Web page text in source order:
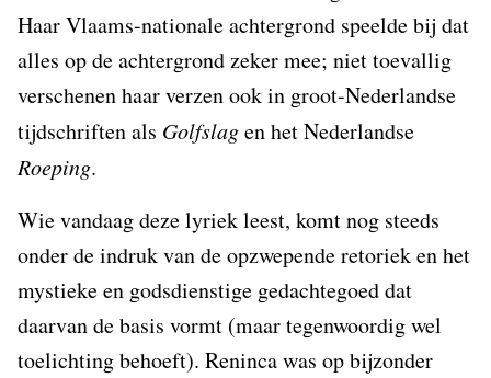
Haar Vlaams-nationale achtergrond speelde bij dat
alles op de achtergrond zeker mee; niet toevallig
verschenen haar verzen ook in groot-Nederlandse
tijdschriften als Golfslagen het Nederlandse
Roeping.
Wie vandaag deze lyriek leest, komt nog steeds
onder de indruk van de opzwepende retoriek en het
mystieke en godsdienstige gedachtegoed dat
daarvan de basis vormt (maar tegenwoordig wel
toelichting behoeft). Reninca was op bijzonder